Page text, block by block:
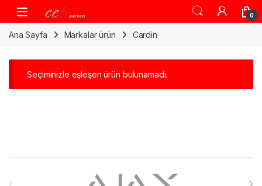
Skip to navigation
Skip to content
0
Ana Sayfa Markalar ürün Cardin
Seçiminizle eşleşen ürün bulunamadı.